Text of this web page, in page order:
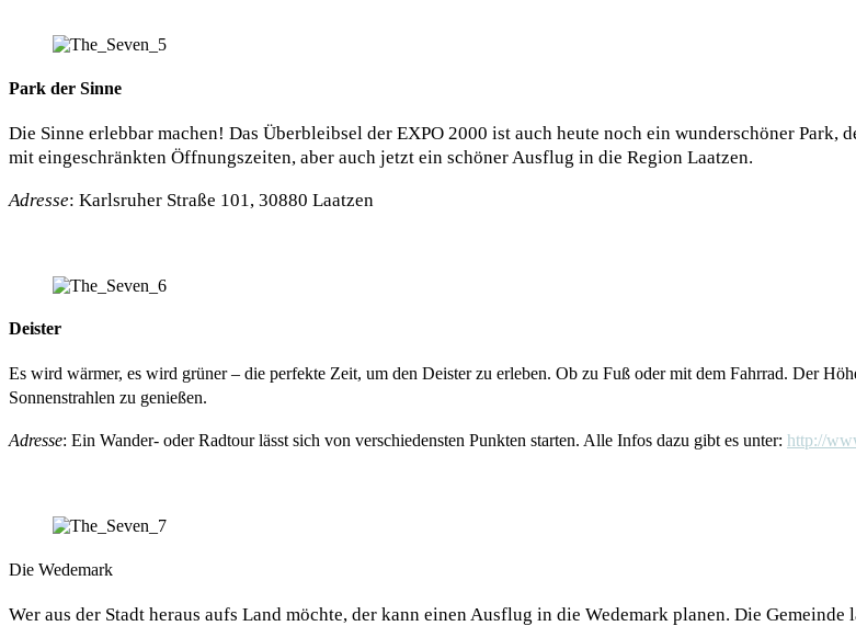
Park der Sinne
Die Sinne erlebbar machen! Das Überbleibsel der EXPO 2000 ist auch heute noch ein wunderschöner Park,
mit eingeschränkten Öffnungszeiten, aber auch jetzt ein schöner Ausflug in die Region Laatzen.
Adresse: Karlsruher Straße 101, 30880 Laatzen
Deister
Es wird wärmer, es wird grüner – die perfekte Zeit, um den Deister zu erleben. Ob zu Fuß oder mit dem Fahrrad. Der
Sonnenstrahlen zu genießen.
Adresse: Ein Wander- oder Radtour lässt sich von verschiedensten Punkten starten. Alle Infos dazu gibt es unter: http://
Die Wedemark
Wer aus der Stadt heraus aufs Land möchte, der kann einen Ausflug in die Wedemark planen. Die